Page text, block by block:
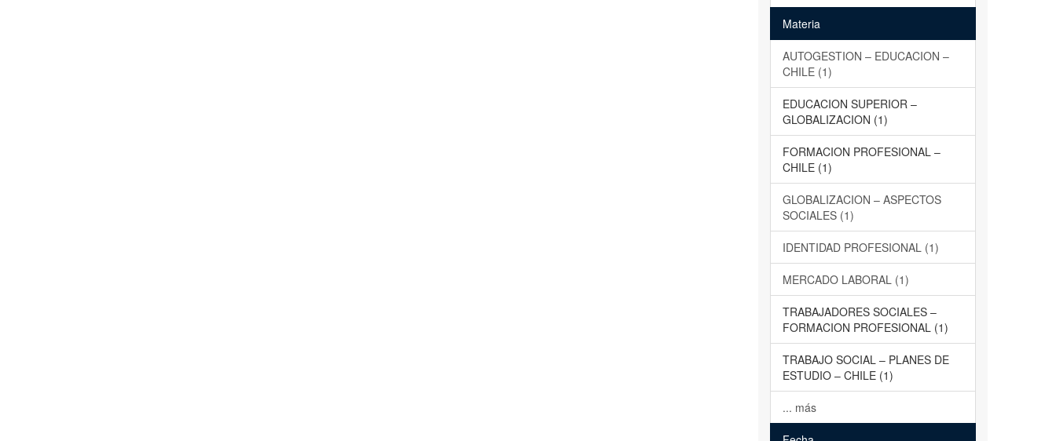
Materia
AUTOGESTION – EDUCACION –
CHILE (1)
EDUCACION SUPERIOR –
GLOBALIZACION (1)
FORMACION PROFESIONAL –
CHILE (1)
GLOBALIZACION – ASPECTOS
SOCIALES (1)
IDENTIDAD PROFESIONAL (1)
MERCADO LABORAL (1)
TRABAJADORES SOCIALES –
FORMACION PROFESIONAL (1)
TRABAJO SOCIAL – PLANES DE
ESTUDIO – CHILE (1)
... más